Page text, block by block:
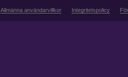
Allmänna användarvillkor Integritetspolicy